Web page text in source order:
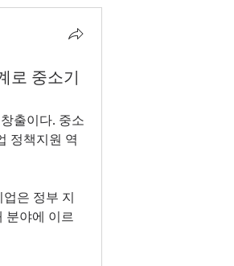
로 중소기
출이다. 중소
정책지원 역
은 정부 지
분야에 이르